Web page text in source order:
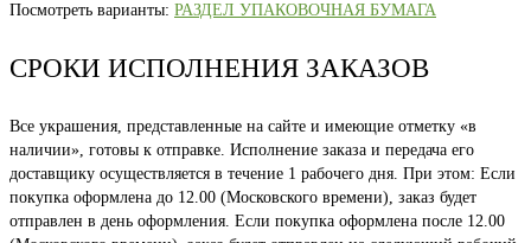
Посмотреть варианты: РАЗДЕЛ УПАКОВОЧНАЯ БУМАГА
СРОКИ ИСПОЛНЕНИЯ ЗАКАЗОВ
Все украшения, представленные на сайте и имеющие отметку «в
наличии», готовы к отправке. Исполнение заказа и передача его
доставщику осуществляется в течение 1 рабочего дня. При этом: Если
покупка оформлена до 12.00 (Московского времени), заказ будет
отправлен в день оформления. Если покупка оформлена после 12.00